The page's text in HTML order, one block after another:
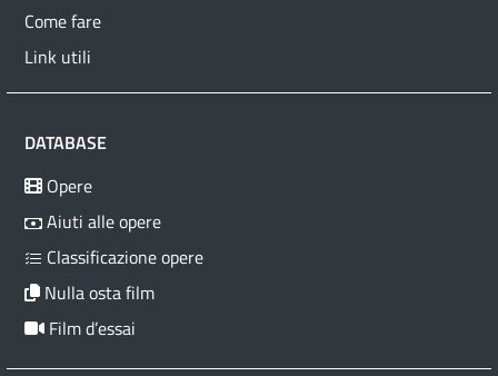
Come fare
Link utili
DATABASE
Opere
Aiuti alle opere
Classificazione opere
Nulla osta film
Film d’essai